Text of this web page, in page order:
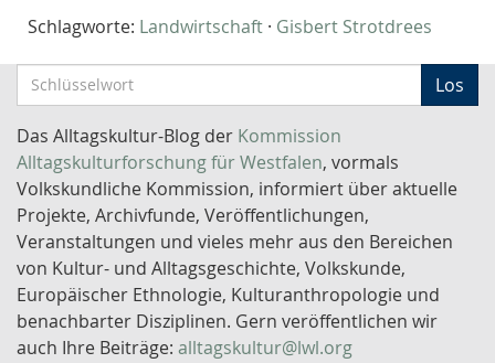
Schlagworte: Landwirtschaft · Gisbert Strotdrees
c
h
l
ü
s
s
e
l
w
o
Los
Das Alltagskultur-Blog der Kommission
Alltagskulturforschung für Westfalen, vormals
Volkskundliche Kommission, informiert über aktuelle
Projekte, Archivfunde, Veröffentlichungen,
Veranstaltungen und vieles mehr aus den Bereichen
von Kultur- und Alltagsgeschichte, Volkskunde,
Europäischer Ethnologie, Kulturanthropologie und
benachbarter Disziplinen. Gern veröffentlichen wir
auch Ihre Beiträge: alltagskultur@lwl.org